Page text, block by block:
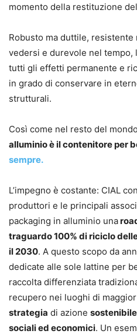
momento della restituzione
Robusto ma duttile, resistente
vedersi e durevole nel tempo,
tutti gli effetti permanente e
in grado di conservare in
strutturali.
Così come nel resto del
alluminio è il contenitore per
sempre.
L’impegno è costante: CIAL
produttori e le principali
packaging in alluminio una
traguardo 100% di riciclo
il 2030. A questo scopo da
dedicate alle sole lattine per
raccolta differenziata
recupero nei luoghi di
strategia di azione
sociali ed economici. Un